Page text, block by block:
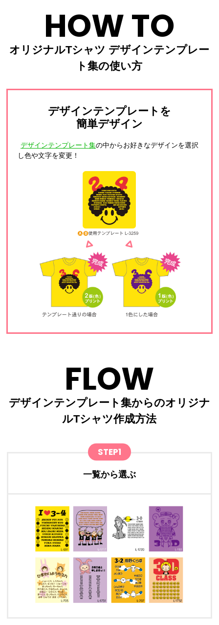
HOW TO
オリジナルTシャツ デザインテンプレー
ト集の使い方
デザインテンプレートを
簡単デザイン
デザインテンプレート集の中からお好きなデザインを選択
し色や文字を変更！
FLOW
デザインテンプレート集からのオリジナ
ルTシャツ作成方法
STEP1
一覧から選ぶ